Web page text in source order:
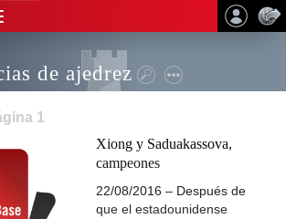
de ajedrez
1
Xiong y Saduakassova,
campeones
22/08/2016 – Después de
que el estadounidense